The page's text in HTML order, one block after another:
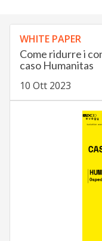
WHITE PAPER
Come ridurre i
caso Humanitas
10 Ott 2023